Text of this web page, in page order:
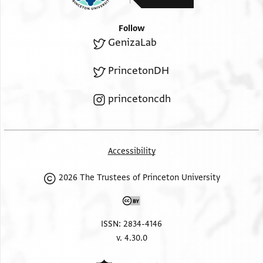
ואלחמא ואלצדאע
Follow
GenizaLab
PrincetonDH
princetoncdh
Accessibility
2026 The Trustees of Princeton University
ISSN: 2834-4146
v. 4.30.0